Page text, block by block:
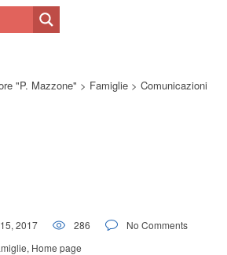
"P. Mazzone" > Famiglie > Comunicazioni
2017 286
No Comments
, Home page